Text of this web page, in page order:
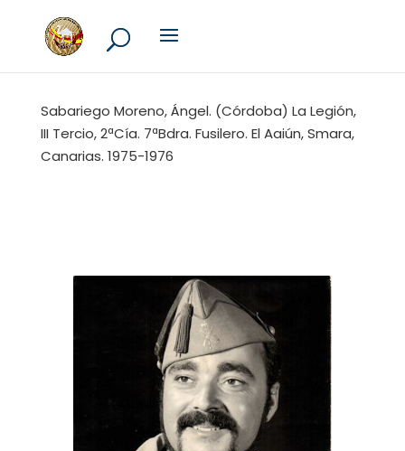
Sabariego Moreno, Ángel. (Córdoba) La Legión,
III Tercio, 2ªCía. 7ªBdra. Fusilero. El Aaiún, Smara,
Canarias. 1975-1976